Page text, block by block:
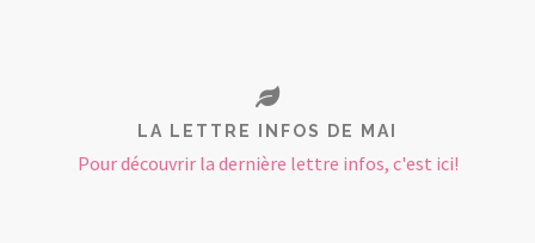
LA LETTRE INFOS DE MAI
Pour découvrir la dernière lettre infos, c'est ici!